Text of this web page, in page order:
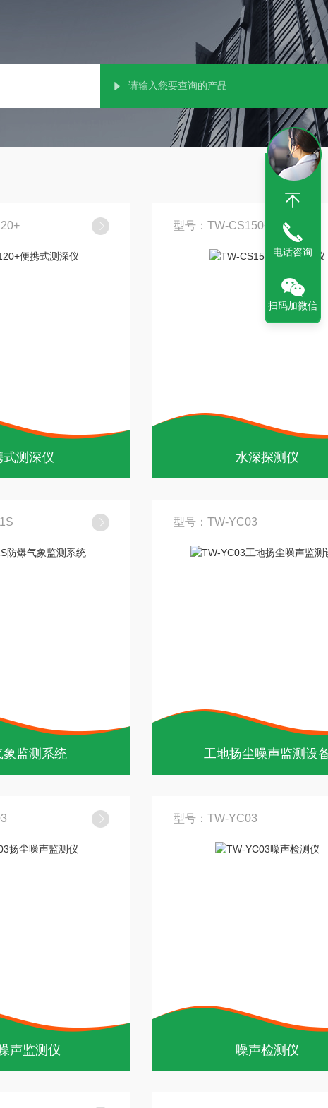
式测深仪
型号：TW-CS150+
水深探测仪
象监测系统
型号：TW-YC03
工地扬尘噪声监测设
声监测仪
型号：TW-YC03
噪声检测仪
电话咨询
扫码加微信